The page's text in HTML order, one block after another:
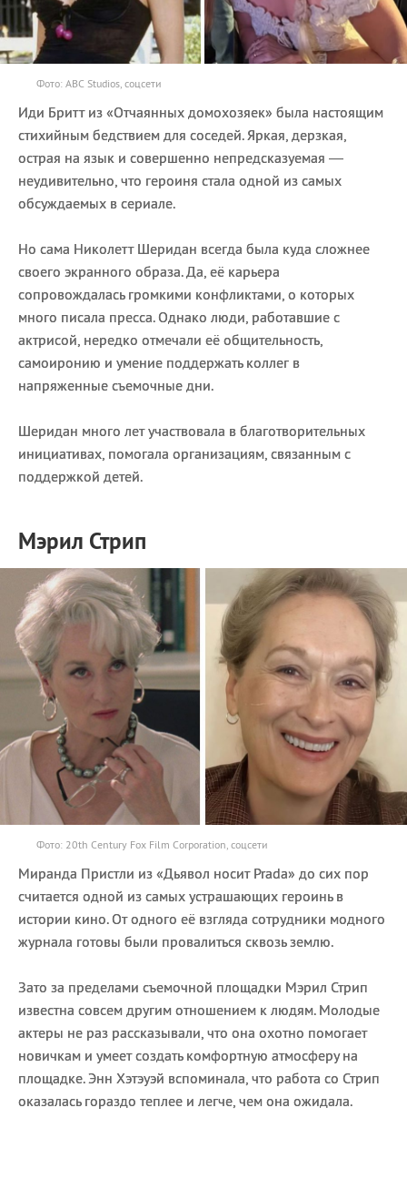
Фото: ABC Studios, соцсети
Иди Бритт из «Отчаянных домохозяек» была настоящим
стихийным бедствием для соседей. Яркая, дерзкая,
острая на язык и совершенно непредсказуемая —
неудивительно, что героиня стала одной из самых
обсуждаемых в сериале.
Но сама Николетт Шеридан всегда была куда сложнее
своего экранного образа. Да, её карьера
сопровождалась громкими конфликтами, о которых
много писала пресса. Однако люди, работавшие с
актрисой, нередко отмечали её общительность,
самоиронию и умение поддержать коллег в
напряженные съемочные дни.
Шеридан много лет участвовала в благотворительных
инициативах, помогала организациям, связанным с
поддержкой детей.
Мэрил Стрип
Фото: 20th Century Fox Film Corporation, соцсети
Миранда Пристли из «Дьявол носит Prada» до сих пор
считается одной из самых устрашающих героинь в
истории кино. От одного её взгляда сотрудники модного
журнала готовы были провалиться сквозь землю.
Зато за пределами съемочной площадки Мэрил Стрип
известна совсем другим отношением к людям. Молодые
актеры не раз рассказывали, что она охотно помогает
новичкам и умеет создать комфортную атмосферу на
площадке. Энн Хэтэуэй вспоминала, что работа со Стрип
оказалась гораздо теплее и легче, чем она ожидала.